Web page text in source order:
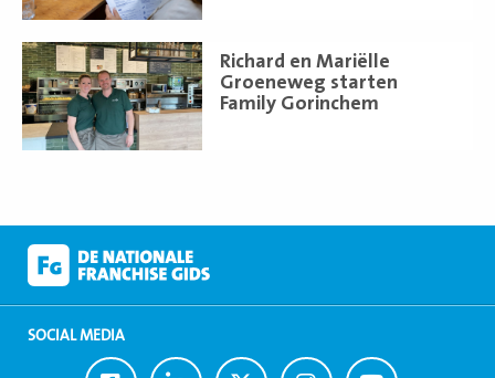
Richard en Mariëlle
Groeneweg starten
Family Gorinchem
Lees
meer
SOCIAL MEDIA